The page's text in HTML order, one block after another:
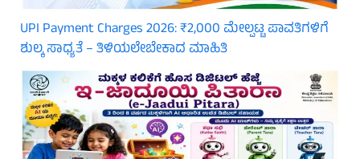
UPI Payment Charges 2026: ₹2,000 ಮೇಲ್ಪಟ್ಟ ಪಾವತಿಗಳಿಗೆ
ಶುಲ್ಕ ಸಾಧ್ಯತೆ – ತಿಳಿಯಲೇಬೇಕಾದ ಮಾಹಿತಿ